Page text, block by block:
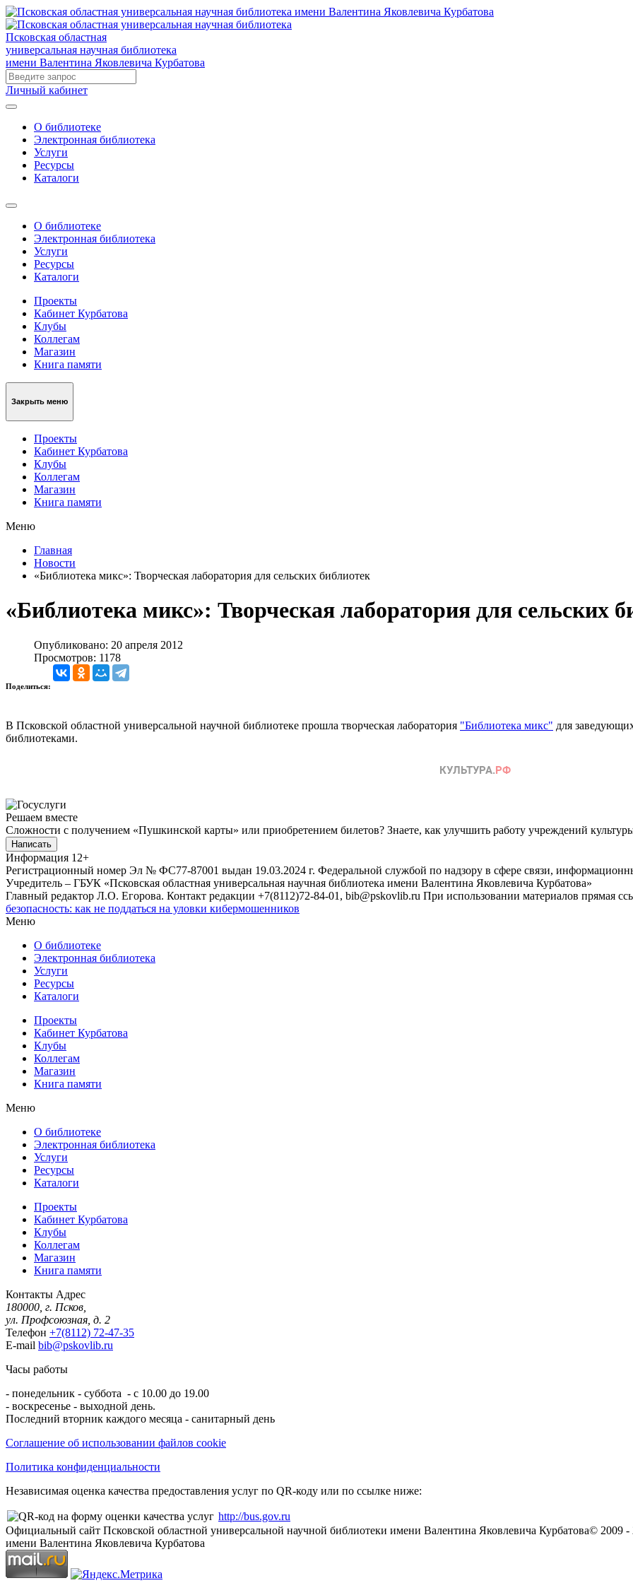
Псковская областная
универсальная научная библиотека
имени Валентина Яковлевича Курбатова
Личный кабинет
О библиотеке
Электронная библиотека
Услуги
Ресурсы
Каталоги
О библиотеке
Электронная библиотека
Услуги
Ресурсы
Каталоги
Проекты
Кабинет Курбатова
Клубы
Коллегам
Магазин
Книга памяти
Закрыть меню
Проекты
Кабинет Курбатова
Клубы
Коллегам
Магазин
Книга памяти
Меню
Главная
Новости
«Библиотека микс»: Творческая лаборатория для сельских библиотек
«Библиотека микс»: Творческая лаборатория для сельских
Опубликовано: 20 апреля 2012
Просмотров: 1178
Поделиться:
В Псковской областной универсальной научной библиотеке прошла творческая лаборатория "Библиотека микс" для
библиотеками.
Решаем вместе
Сложности с получением «Пушкинской карты» или приобретением билетов? Знаете, как улучшить работу учреждений
Написать
Информация 12+
Регистрационный номер Эл № ФС77-87001 выдан 19.03.2024 г. Федеральной службой по надзору в сфере связи,
Учредитель – ГБУК «Псковская областная универсальная научная библиотека имени Валентина Яковлевича Курбатова»
Главный редактор Л.О. Егорова. Контакт редакции +7(8112)72-84-01, bib@pskovlib.ru При использовании материалов прямая
безопасность: как не поддаться на уловки кибермошенников
Меню
О библиотеке
Электронная библиотека
Услуги
Ресурсы
Каталоги
Проекты
Кабинет Курбатова
Клубы
Коллегам
Магазин
Книга памяти
Меню
О библиотеке
Электронная библиотека
Услуги
Ресурсы
Каталоги
Проекты
Кабинет Курбатова
Клубы
Коллегам
Магазин
Книга памяти
Контакты Адрес
180000, г. Псков,
ул. Профсоюзная, д. 2
Телефон +7(8112) 72-47-35
E-mail bib@pskovlib.ru
Часы работы
- понедельник - суббота - с 10.00 до 19.00
- воскресенье - выходной день.
Последний вторник каждого месяца - санитарный день
Соглашение об использовании файлов cookie
Политика конфиденциальности
Независимая оценка качества предоставления услуг по QR-коду или по ссылке ниже:
http://bus.gov.ru
Официальный сайт Псковской областной универсальной научной библиотеки имени Валентина Яковлевича Курбатова© 2009 -
имени Валентина Яковлевича Курбатова